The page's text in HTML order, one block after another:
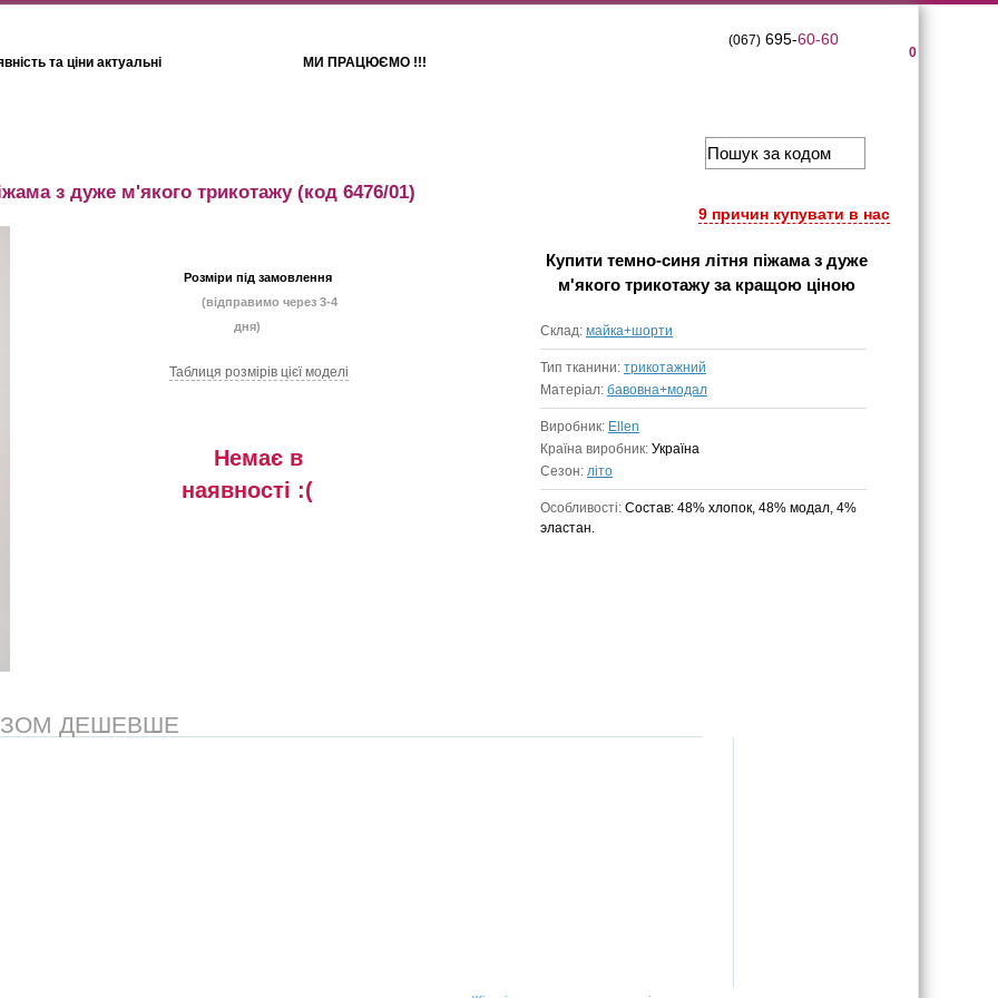
та ціни актуальні МИ ПРАЦЮЄМО !!!
0
(067)695-60-60
9 причин купувати в нас
з дуже м'якого трикотажу(код 6476/01)
Розміри під замовлення
(відправимо через 3-4
дня)
Таблиця розмiрiв цiєї моделi
Немає в
наявностi :(
Купити темно-синя літня піжама з дуже
м'якого трикотажуза кращою ціною
Склад: майка+шорти
Тип тканини: трикотажний
Матеріал: бавовна+модал
Виробник: Ellen
Країна виробник: Україна
Сезон: літо
Особливості: Состав: 48% хлопок, 48% модал, 4%
эластан.
ДЕШЕВШЕ